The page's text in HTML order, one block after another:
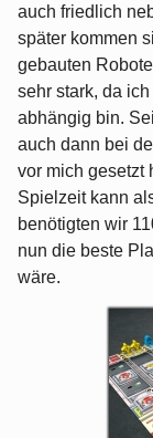
auch friedlich
später kommen
gebauten
sehr stark, da
abhängig bin.
auch dann bei
vor mich gesetzt
Spielzeit kann
benötigten wir
nun die beste
wäre.